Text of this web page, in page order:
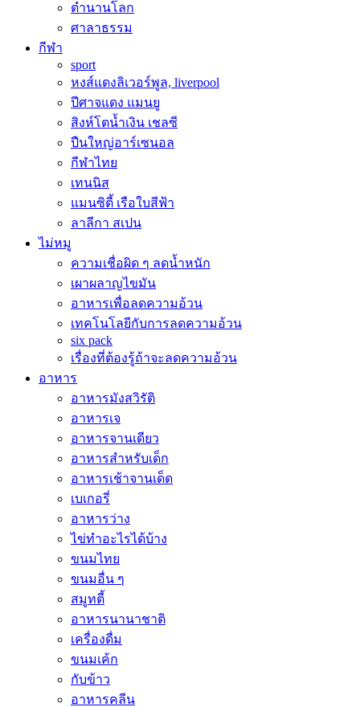
ตำนานโลก
ศาลาธรรม
กีฬา
sport
หงส์แดงลิเวอร์พูล, liverpool
ปีศาจแดง แมนยู
สิงห์โตน้ำเงิน เชลซี
ปืนใหญ่อาร์เซนอล
กีฬาไทย
เทนนิส
แมนซิตี้ เรือใบสีฟ้า
ลาลีกา สเปน
ไม่หมู
ความเชื่อผิด ๆ ลดน้ำหนัก
เผาผลาญไขมัน
อาหารเพื่อลดความอ้วน
เทคโนโลยีกับการลดความอ้วน
six pack
เรื่องที่ต้องรู้ถ้าจะลดความอ้วน
อาหาร
อาหารมังสวิรัติ
อาหารเจ
อาหารจานเดียว
อาหารสำหรับเด็ก
อาหารเช้าจานเด็ด
เบเกอรี่
อาหารว่าง
ไข่ทำอะไรได้บ้าง
ขนมไทย
ขนมอื่น ๆ
สมูทตี้
อาหารนานาชาติ
เครื่องดื่ม
ขนมเค้ก
กับข้าว
อาหารคลีน